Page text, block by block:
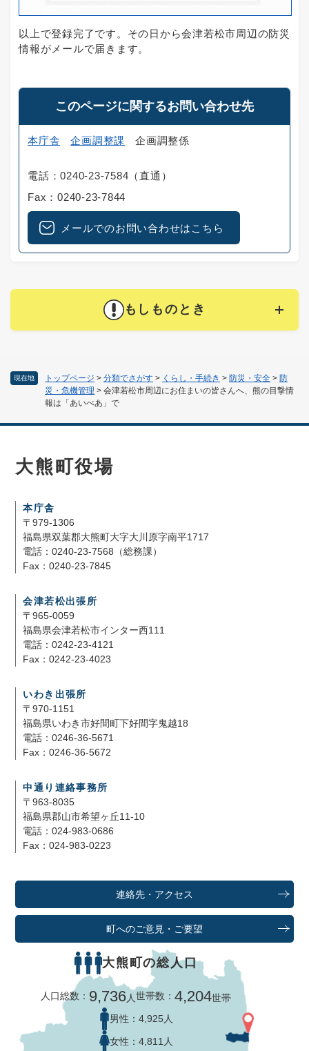
現在地 トップページ > 分類でさがす > くらし・手続き > 防災・安全 > 防
災・危機管理 > 会津若松市周辺にお住まいの皆さんへ、熊の目撃情
報は「あいべあ」で
以上で登録完了です。その日から会津若松市周辺の防災
情報がメールで届きます。
このページに関するお問い合わせ先
本庁舎 企画調整課 企画調整係
電話：0240-23-7584（直通）
Fax：0240-23-7844
メールでのお問い合わせはこちら
もしものとき
大熊町役場
本庁舎
〒979-1306
福島県双葉郡大熊町大字大川原字南平1717
電話：0240-23-7568（総務課）
Fax：0240-23-7845
会津若松出張所
〒965-0059
福島県会津若松市インター西111
電話：0242-23-4121
Fax：0242-23-4023
いわき出張所
〒970-1151
福島県いわき市好間町下好間字鬼越18
電話：0246-36-5671
Fax：0246-36-5672
中通り連絡事務所
〒963-8035
福島県郡山市希望ヶ丘11-10
電話：024-983-0686
Fax：024-983-0223
連絡先・アクセス
町へのご意見・ご要望
大熊町の総人口
人口総数： 9,736人世帯数：4,204世帯
男性： 4,925人
女性： 4,811人